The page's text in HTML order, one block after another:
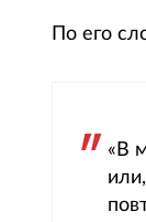
По его
«В